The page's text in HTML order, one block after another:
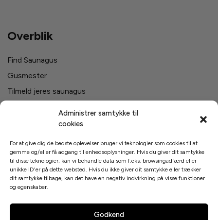
Administrer samtykke til
cookies
For at give dig de bedste oplevelser bruger vi teknologier som cookies til at
gemme og/eller få adgang til enhedsoplysninger. Hvis du giver dit samtykke
til disse teknologier, kan vi behandle data som f.eks. browsingadfærd eller
unikke ID'er på dette websted. Hvis du ikke giver dit samtykke eller trækker
dit samtykke tilbage, kan det have en negativ indvirkning på visse funktioner
og egenskaber.
Godkend
Overblik
Find Saunagus
Gusmester
Tilmeld jeres saunagus
Svømmehaller i Danmark
Links
Cookies og Privatpolitik
Saunagus Blog